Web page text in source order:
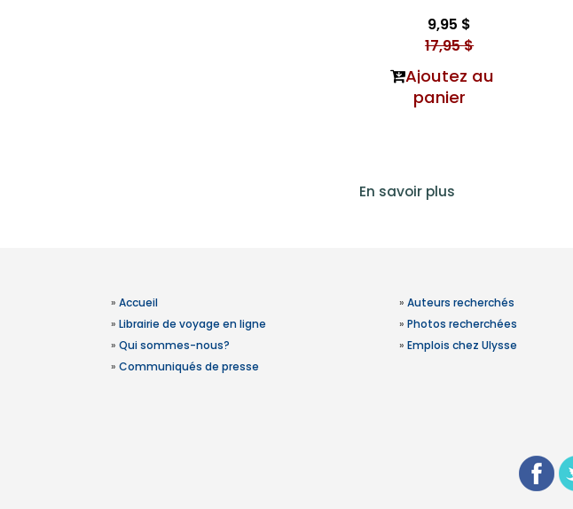
9,95 $
17,95 $
Ajoutez au
panier
En savoir plus
» Accueil
» Librairie de voyage en ligne
» Qui sommes-nous?
» Communiqués de presse
» Auteurs recherchés
» Photos recherchées
» Emplois chez Ulysse